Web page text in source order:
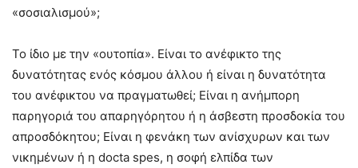
«σοσιαλισμού»;
Το ίδιο με την «ουτοπία». Είναι το ανέφικτο της
δυνατότητας ενός κόσμου άλλου ή είναι η δυνατότητα
του ανέφικτου να πραγματωθεί; Είναι η ανήμπορη
παρηγοριά του απαρηγόρητου ή η άσβεστη προσδοκία του
απροσδόκητου; Είναι η φενάκη των ανίσχυρων και των
νικημένων ή η docta spes, η σοφή ελπίδα των